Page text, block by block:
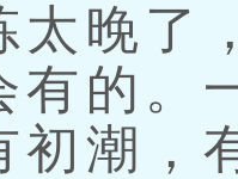
太晚了
有的。
初潮，